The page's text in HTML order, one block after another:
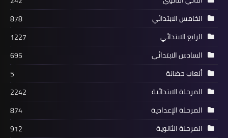
الخامس الابتدائي
878
الرابع الابتدائي
1227
السادس الابتدائي
695
ألعاب حضانة
5
المرحلة الابتدائية
2242
المرحلة الإعدادية
874
المرحلة الثانوية
912